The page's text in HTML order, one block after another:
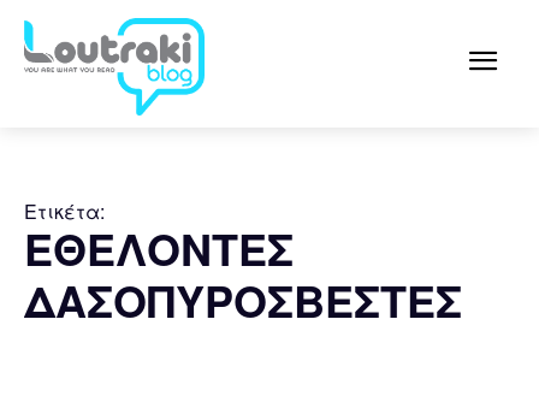
Ετικέτα:
ΕΘΕΛΟΝΤΕΣ
ΔΑΣΟΠΥΡΟΣΒΕΣΤΕΣ